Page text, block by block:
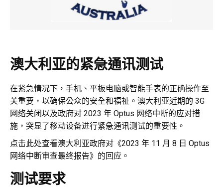
澳大利亚的紧急通讯测试
在紧急情况下，手机、平板电脑或智能手表的正确操作至
关重要，以确保公众的安全和福祉。澳大利亚近期的 3G
网络关闭以及政府对 2023 年 Optus 网络中断的应对措
施，突显了移动设备进行紧急通讯测试的重要性。
点击此处查看澳大利亚政府对《2023 年 11 月 8 日 Optus
网络中断审查最终报告》的回应。
测试要求